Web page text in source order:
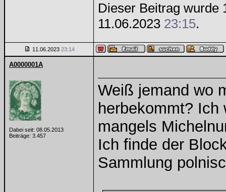
Dieser Beitrag wurde
11.06.2023 23:15.
11.06.2023 23:14
A0000001A
Dabei seit: 08.05.2013
Beiträge: 3.457
Weiß jemand wo
herbekommt?
mangels
Ich finde der
Sammlung